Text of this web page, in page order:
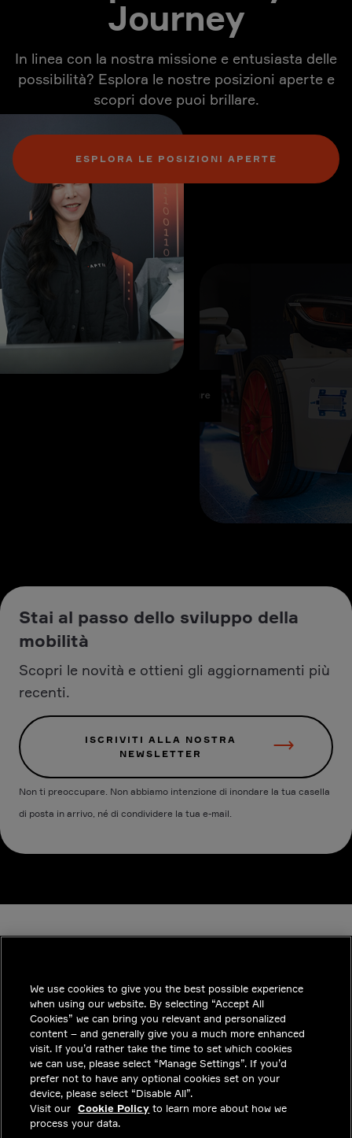
Journey
In linea con la nostra missione e entusiasta delle
possibilità? Esplora le nostre posizioni aperte e
scopri dove puoi brillare.
ESPLORA LE POSIZIONI APERTE
Stai al passo dello sviluppo della
mobilità
Scopri le novità e ottieni gli aggiornamenti più
recenti.
ISCRIVITI ALLA NOSTRA
NEWSLETTER
Non ti preoccupare. Non abbiamo intenzione di inondare la tua casella
di posta in arrivo, né di condividere la tua e-mail.
INDUSTRIES
APPROFONDIMENTI
SOLUZIONI
POSIZIONI LAVORATIVE
INVESTITORI
We use cookies to give you the best possible experience
when using our website. By selecting “Accept All
Cookies” we can bring you relevant and personalized
content – and generally give you a much more enhanced
visit. If you’d rather take the time to set which cookies
we can use, please select “Manage Settings”. If you’d
prefer not to have any optional cookies set on your
device, please select “Disable All”.
Visit our Cookie Policy to learn more about how we
process your data.